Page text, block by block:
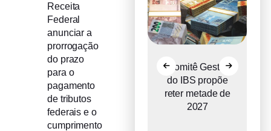
Receita
Federal
anunciar a
prorrogação
do prazo
para o
pagamento
de tributos
federais e o
cumprimento
Recuperação
judicial cresce
entre micro e
pequenas
empresas
Comitê Gestor
do IBS propõe
reter metade de
2027